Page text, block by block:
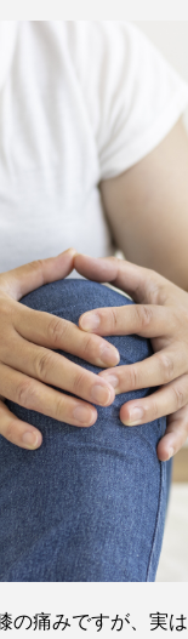
の痛みですが、実は